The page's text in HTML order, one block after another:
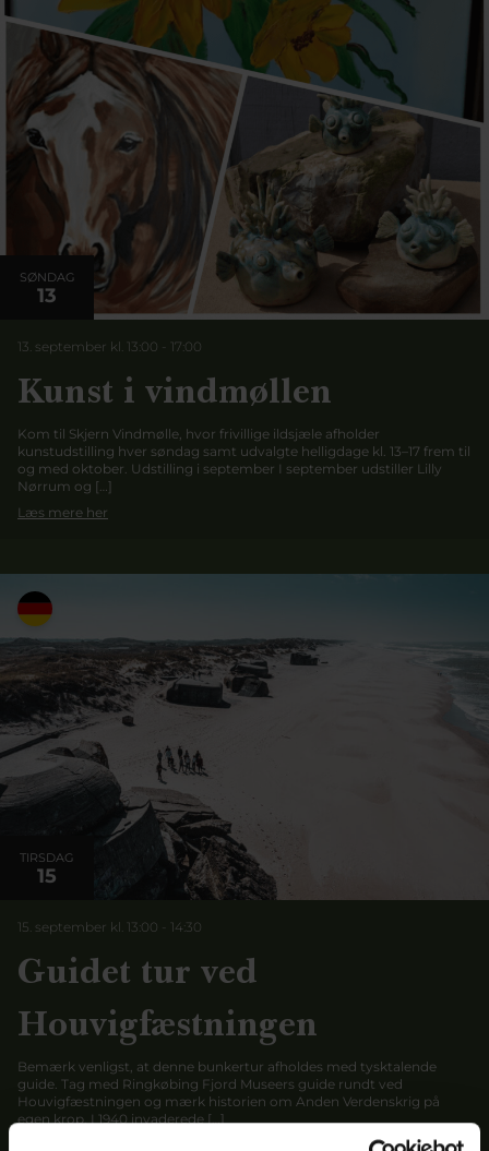
SØNDAG
13
13. september kl. 13:00 - 17:00
Kunst i vindmøllen
Kom til Skjern Vindmølle, hvor frivillige ildsjæle afholder
kunstudstilling hver søndag samt udvalgte helligdage kl. 13–17 frem til
og med oktober. Udstilling i september I september udstiller Lilly
Nørrum og […]
Læs mere her
TIRSDAG
15
15. september kl. 13:00 - 14:30
Guidet tur ved
Houvigfæstningen
Bemærk venligst, at denne bunkertur afholdes med tysktalende
guide. Tag med Ringkøbing Fjord Museers guide rundt ved
Houvigfæstningen og mærk historien om Anden Verdenskrig på
egen krop. I 1940 invaderede […]